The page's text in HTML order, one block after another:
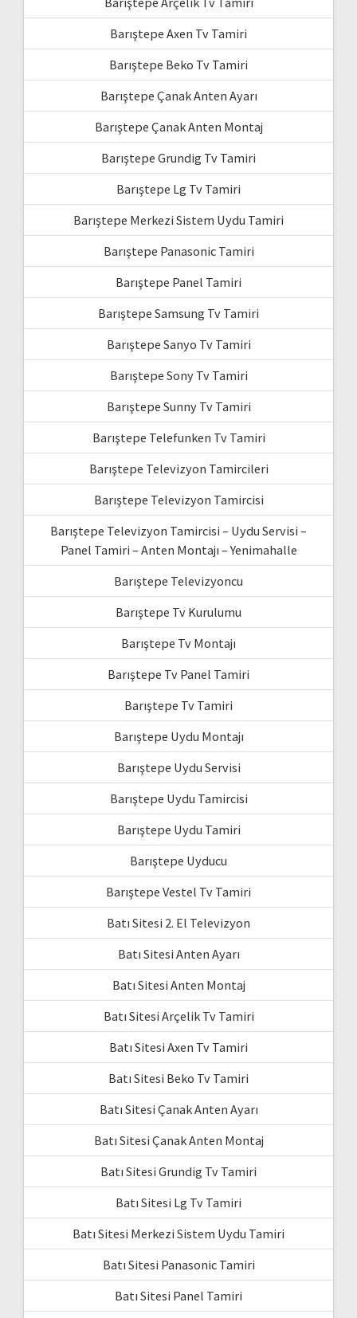
Barıştepe Axen Tv Tamiri
Barıştepe Beko Tv Tamiri
Barıştepe Çanak Anten Ayarı
Barıştepe Çanak Anten Montaj
Barıştepe Grundig Tv Tamiri
Barıştepe Lg Tv Tamiri
Barıştepe Merkezi Sistem Uydu Tamiri
Barıştepe Panasonic Tamiri
Barıştepe Panel Tamiri
Barıştepe Samsung Tv Tamiri
Barıştepe Sanyo Tv Tamiri
Barıştepe Sony Tv Tamiri
Barıştepe Sunny Tv Tamiri
Barıştepe Telefunken Tv Tamiri
Barıştepe Televizyon Tamircileri
Barıştepe Televizyon Tamircisi
Barıştepe Televizyon Tamircisi – Uydu Servisi –
Panel Tamiri – Anten Montajı – Yenimahalle
Barıştepe Televizyoncu
Barıştepe Tv Kurulumu
Barıştepe Tv Montajı
Barıştepe Tv Panel Tamiri
Barıştepe Tv Tamiri
Barıştepe Uydu Montajı
Barıştepe Uydu Servisi
Barıştepe Uydu Tamircisi
Barıştepe Uydu Tamiri
Barıştepe Uyducu
Barıştepe Vestel Tv Tamiri
Batı Sitesi 2. El Televizyon
Batı Sitesi Anten Ayarı
Batı Sitesi Anten Montaj
Batı Sitesi Arçelik Tv Tamiri
Batı Sitesi Axen Tv Tamiri
Batı Sitesi Beko Tv Tamiri
Batı Sitesi Çanak Anten Ayarı
Batı Sitesi Çanak Anten Montaj
Batı Sitesi Grundig Tv Tamiri
Batı Sitesi Lg Tv Tamiri
Batı Sitesi Merkezi Sistem Uydu Tamiri
Batı Sitesi Panasonic Tamiri
Batı Sitesi Panel Tamiri